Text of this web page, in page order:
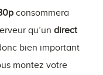
consommera
qu’un direct
bien important
montez votre